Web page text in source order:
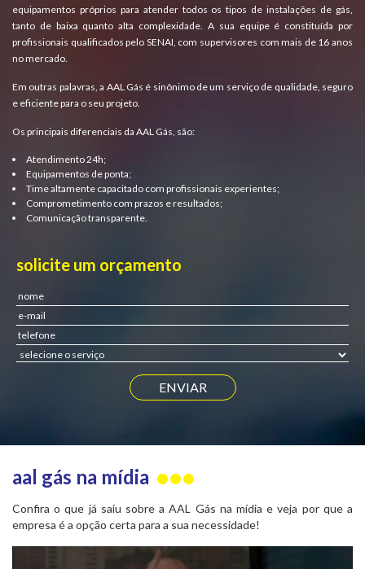
equipamentos próprios para atender todos os tipos de instalações de gás,
tanto de baixa quanto alta complexidade. A sua equipe é constituída por
profissionais qualificados pelo SENAI, com supervisores com mais de 16 anos
no mercado.
Em outras palavras, a AAL Gás é sinônimo de um serviço de qualidade, seguro
e eficiente para o seu projeto.
Os principais diferenciais da AAL Gás, são:
Atendimento 24h;
Equipamentos de ponta;
Time altamente capacitado com profissionais experientes;
Comprometimento com prazos e resultados;
Comunicação transparente.
solicite um orçamento
aal gás na mídia
Confira o que já saiu sobre a AAL Gás na mídia e veja por que a
empresa é a opção certa para a sua necessidade!